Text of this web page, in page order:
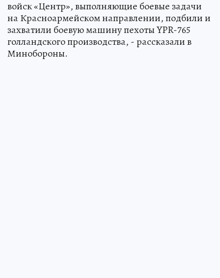
войск «Центр», выполняющие боевые задачи
на Красноармейском направлении, подбили и
захватили боевую машину пехоты YPR-765
голландского производства, - рассказали в
Минобороны.